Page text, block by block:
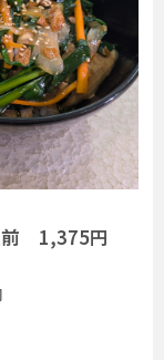
前 1,375円